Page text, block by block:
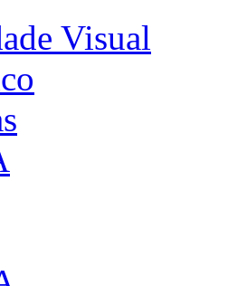
Visual